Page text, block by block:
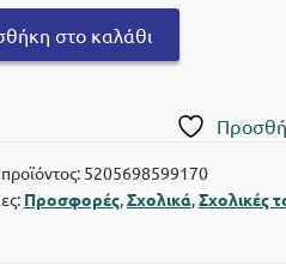
στο καλάθι
5205698599170
Προσφορές,Σχολικά,Σχολικές